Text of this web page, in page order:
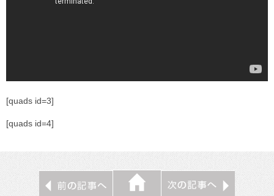
[quads id=3]
[quads id=4]